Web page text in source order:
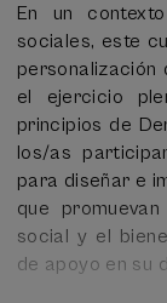
En un
sociales, este
personalización
el ejercicio
principios de
los/as
para diseñar e
que
social y el
de apoyo en su